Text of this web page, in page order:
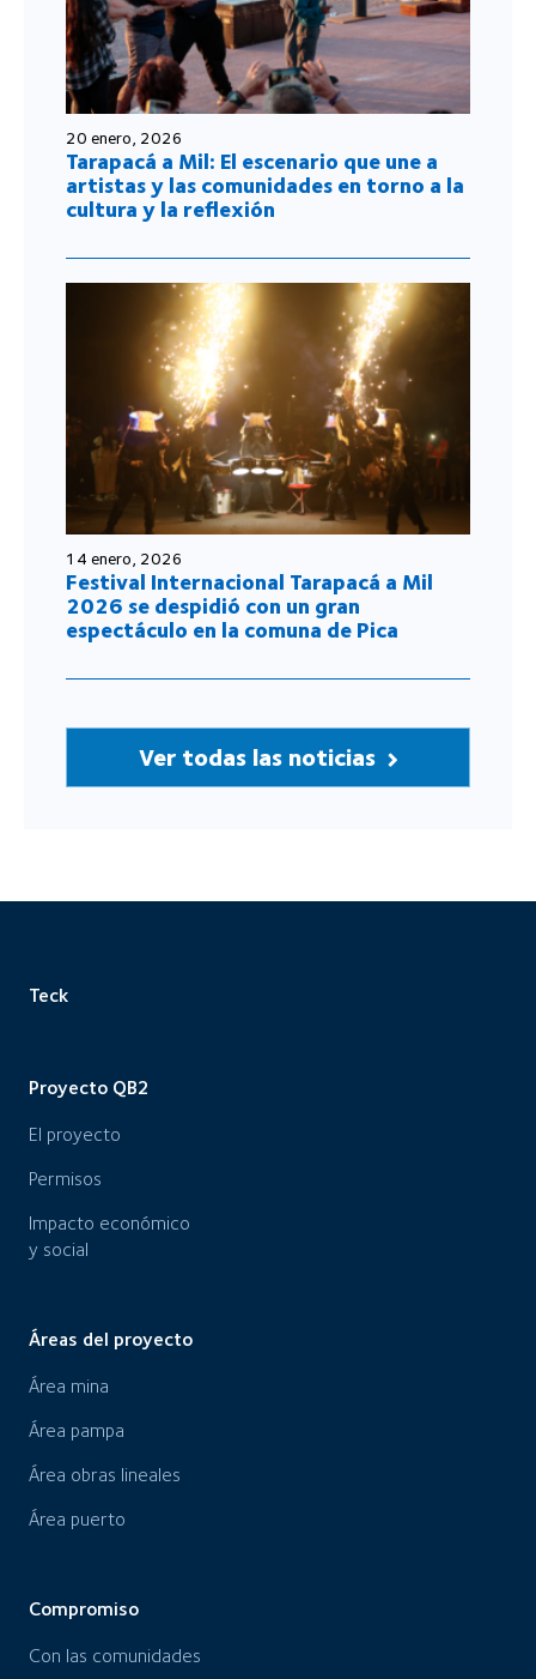
20 enero, 2026
Tarapacá a Mil: El escenario que une a
artistas y las comunidades en torno a la
cultura y la reflexión
14 enero, 2026
Festival Internacional Tarapacá a Mil
2026 se despidió con un gran
espectáculo en la comuna de Pica
Ver todas las noticias
Teck
Proyecto QB2
El proyecto
Permisos
Impacto económico
y social
Áreas del proyecto
Área mina
Área pampa
Área obras lineales
Área puerto
Compromiso
Con las comunidades